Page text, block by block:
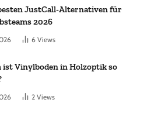
JustCall-Alternativen für
2026
6 Views
ist Vinylboden in Holzoptik so
2 Views